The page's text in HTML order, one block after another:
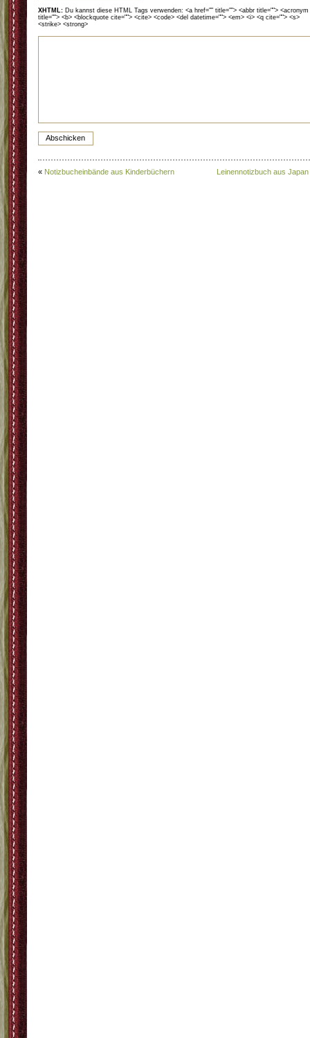
XHTML: Du kannst diese HTML Tags verwenden: <a href="" title=""> <abbr title=""> <acronym
title=""> <b> <blockquote cite=""> <cite> <code> <del datetime=""> <em> <i> <q cite=""> <s>
<strike> <strong>
« Notizbucheinbände aus Kinderbüchern Leinennotizbuch aus Japan